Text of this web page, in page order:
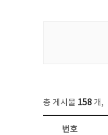
총 게시물 158 개,
번호